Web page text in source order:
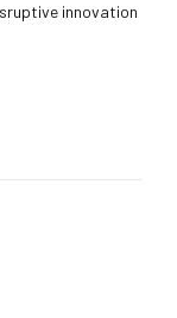
innovation